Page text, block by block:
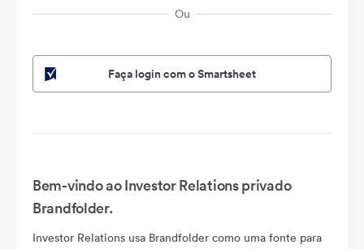
Ou
Faça login com o Smartsheet
Bem-vindo ao Investor Relations privado
Brandfolder.
Investor Relations usa Brandfolder como uma fonte para